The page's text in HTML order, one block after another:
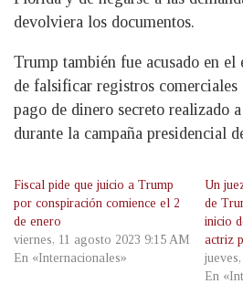
devolviera los documentos.
Trump también fue acusado en el
de falsificar registros comerciales
pago de dinero secreto realizado
durante la campaña presidencial
Fiscal pide que juicio a Trump
por conspiración comience el 2
de enero
viernes, 11 agosto 2023 9:15 AM
En «Internacionales»
Un
de
inicio
actriz
En